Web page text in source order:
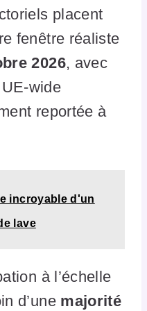
placent
fenêtre réaliste
2026, avec
wide
reportée à
incroyable d'un
lave
à l’échelle
d’une majorité